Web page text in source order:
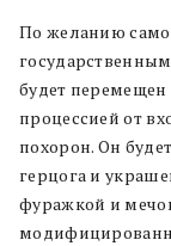
По желанию
будет
процессией от
похорон. Он
герцога и
фуражкой и